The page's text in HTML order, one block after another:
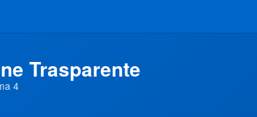
Trasparente
4